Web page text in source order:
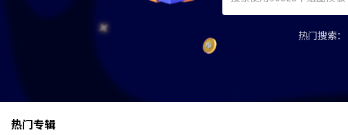
热门搜索：
热门专辑